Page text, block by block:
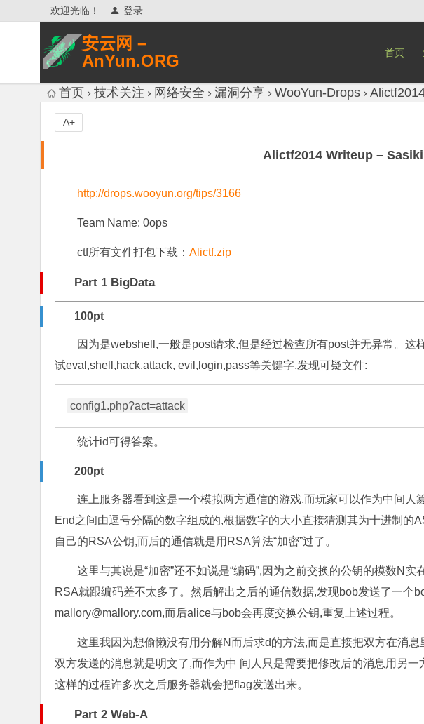
欢迎光临！ 登录
安云网 –
AnYun.ORG
网络安全研究、网络各种猎奇八卦。
首页
首页 技术关注 网络安全 漏洞分享 WooYun-Drops
Alictf2014 Writeup – Sasiki
A+
http://drops.wooyun.org/tips/3166
Team Name: 0ops
ctf所有文件打包下载： Alictf.zip
Part 1 BigData
100pt
因为是webshell,一般是post请求,但是经过检查所有post并无异常。这
试eval,shell,hack,attack, evil,login,pass等关键字,发现可疑文件:
统计id可得答案。
200pt
连上服务器看到这是一个模拟两方通信的游戏,而玩家可以作为中间人
End之间由逗号分隔的数字组成的,根据数字的大小直接猜测其为十进制的
自己的RSA公钥,而后的通信就是用RSA算法“加密”过了。
这里与其说是“加密”还不如说是“编码”,因为之前交换的公钥的模数N
RSA就跟编码差不太多了。然后解出之后的通信数据,发现bob发送了一个
mallory@mallory.com,而后alice与bob会再度交换公钥,重复上述过程。
这里我因为想偷懒没有用分解N而后求d的方法,而是直接把双方在消
双方发送的消息就是明文了,而作为中 间人只是需要把修改后的消息用另
这样的过程许多次之后服务器就会把flag发送出来。
Part 2 Web-A